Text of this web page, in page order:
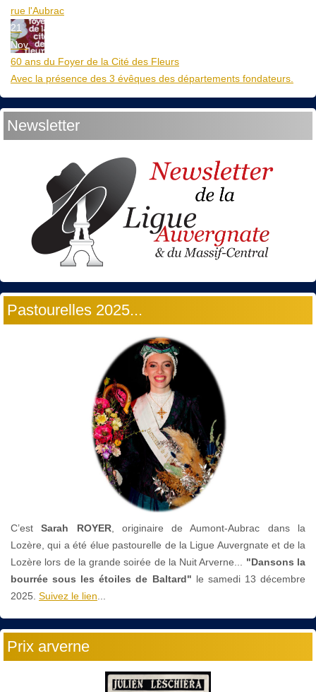
rue l'Aubrac
21
Nov
60 ans du Foyer de la Cité des Fleurs
Avec la présence des 3 évêques des départements fondateurs.
Newsletter
Pastourelles 2025...
C’estSarah ROYER, originaire de Aumont-Aubrac dans la
Lozère, qui a été élue pastourelle de la Ligue Auvergnate et de la
Lozère lors de la grande soirée de la Nuit Arverne... "Dansons la
bourrée sous les étoiles de Baltard" le samedi 13 décembre
2025. Suivez le lien...
Prix arverne